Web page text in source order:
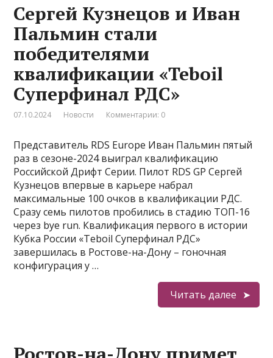
Сергей Кузнецов и Иван
Пальмин стали
победителями
квалификации «Teboil
Суперфинал РДС»
07.10.2024 Новости Комментарии: 0
Представитель RDS Europe Иван Пальмин пятый
раз в сезоне-2024 выиграл квалификацию
Российской Дрифт Серии. Пилот RDS GP Сергей
Кузнецов впервые в карьере набрал
максимальные 100 очков в квалификации РДС.
Сразу семь пилотов пробились в стадию ТОП-16
через bye run. Квалификация первого в истории
Кубка России «Teboil Суперфинал РДС»
завершилась в Ростове-на-Дону – гоночная
конфигурация у …
Читать далее